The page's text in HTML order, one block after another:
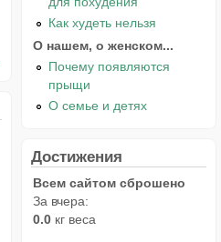
Как худеть нельзя
О нашем, о женском...
Почему появляются
прыщи
О семье и детях
Достижения
Всем сайтом сброшено
За вчера:
0.0 кг веса